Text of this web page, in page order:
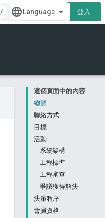
/
登入
這個頁面中的內容
總覽
聯絡方式
目標
活動
系統架構
工程標準
工程審查
爭議獲得解決
決策程序
會員資格